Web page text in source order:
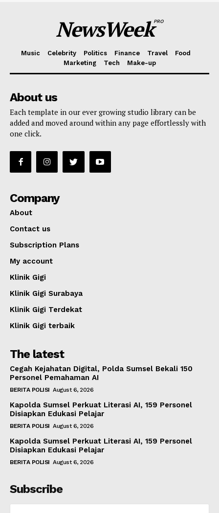
NewsWeekPRO
Music Celebrity Politics Finance Travel
Food
Marketing
Tech Make-up
About us
Each template in our ever growing studio library can be
added and moved around within any page effortlessly with
one click.
Company
About
Contact us
Subscription Plans
My account
Klinik Gigi
Klinik Gigi Surabaya
Klinik Gigi Terdekat
Klinik Gigi terbaik
The latest
Cegah Kejahatan Digital, Polda Sumsel Bekali 150
Personel Pemahaman AI
BERITA POLISI August 6, 2026
Kapolda Sumsel Perkuat Literasi AI, 159 Personel
Disiapkan Edukasi Pelajar
BERITA POLISI August 6, 2026
Kapolda Sumsel Perkuat Literasi AI, 159 Personel
Disiapkan Edukasi Pelajar
BERITA POLISI August 6, 2026
Subscribe